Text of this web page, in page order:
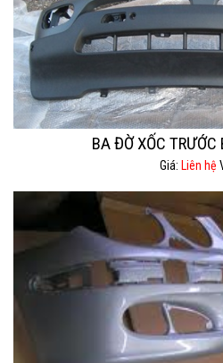
BA ĐỜ XỐC TRƯỚC
Giá: Liên hệ